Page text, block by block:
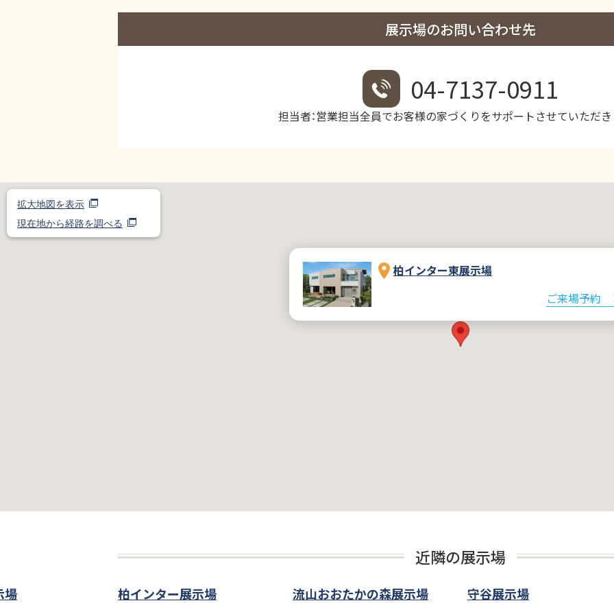
展示場のお問い合わせ先
04-7137-0911
担当者：営業担当全員でお客様の家づくりをサポートさせていただき
拡大地図を表示
現在地から経路を調べる
柏インター東展示場
ご来場予約
近隣の展示場
場 柏インター展示場 流山おおたかの森展示場 守谷展示場